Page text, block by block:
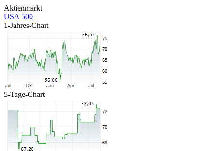
Aktienmarkt
USA 500
1-Jahres-Chart
5-Tage-Chart